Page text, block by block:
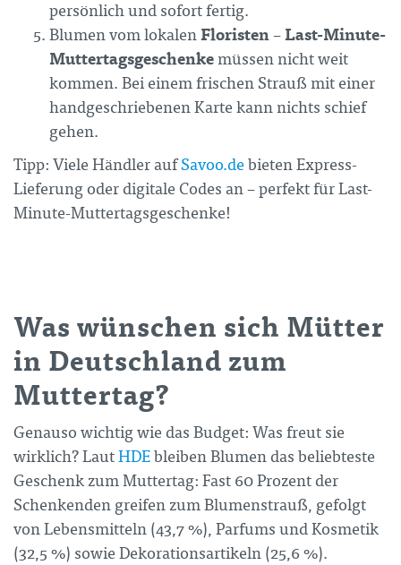
persönlich und sofort fertig.
Blumen vom lokalenFloristen–Last-Minute-
Muttertagsgeschenkemüssen nicht weit
kommen. Bei einem frischen Strauß mit einer
handgeschriebenen Karte kann nichts schief
gehen.
Tipp: Viele Händler aufSavoo.debieten Express-
Lieferung oder digitale Codes an – perfekt für Last-
Minute-Muttertagsgeschenke!
Was wünschen sich Mütter
in Deutschland zum
Muttertag?
Genauso wichtig wie das Budget: Was freut sie
wirklich? LautHDEbleiben Blumen das beliebteste
Geschenk zum Muttertag: Fast 60 Prozent der
Schenkenden greifen zum Blumenstrauß, gefolgt
von Lebensmitteln (43,7 %), Parfums und Kosmetik
(32,5 %) sowie Dekorationsartikeln (25,6 %).